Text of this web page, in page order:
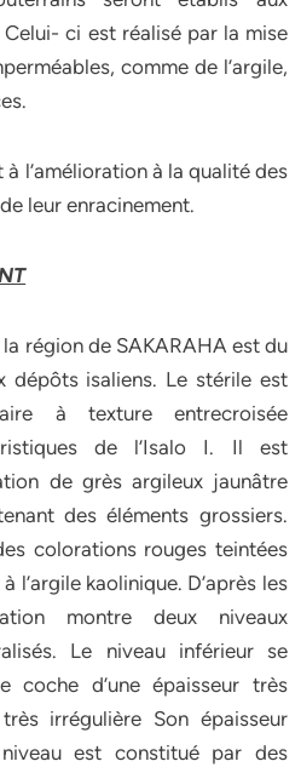
ci est réalisé par la mise
comme de l’argile,
l’amélioration à la qualité des
leur enracinement.
région de SAKARAHA est du
dépôts isaliens. Le stérile est
à texture entrecroisée
de l’Isalo I. Il est
de grès argileux jaunâtre
des éléments grossiers.
colorations rouges teintées
l’argile kaolinique. D’après les
montre deux niveaux
Le niveau inférieur se
coche d’une épaisseur très
irrégulière Son épaisseur
est constitué par des